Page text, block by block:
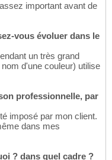
important avant de
vous évoluer dans le
un très grand
d'une couleur) utilise
professionnelle, par
imposé par mon client.
dans mes
? dans quel cadre ?